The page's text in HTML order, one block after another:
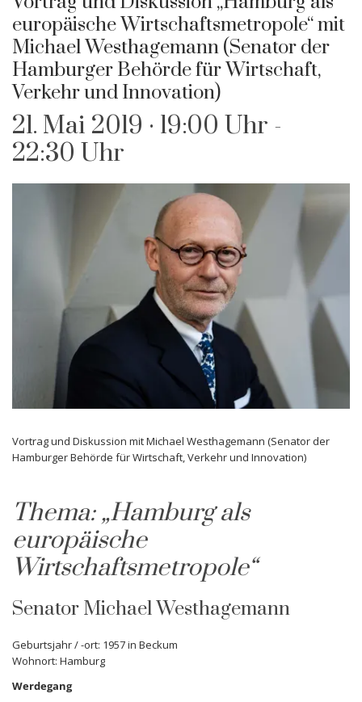
europäische Wirtschaftsmetropole“ mit
Michael Westhagemann (Senator der
Hamburger Behörde für Wirtschaft,
Verkehr und Innovation)
21. Mai 2019 · 19:00 Uhr -
22:30 Uhr
Vortrag und Diskussion mit Michael Westhagemann (Senator der
Hamburger Behörde für Wirtschaft, Verkehr und Innovation)
Thema: „Hamburg als
europäische
Wirtschaftsmetropole“
Senator Michael Westhagemann
Geburtsjahr / -ort: 1957 in Beckum
Wohnort: Hamburg
Werdegang